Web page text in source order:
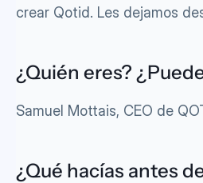
crear Qotid. Les dejamos
¿Quién eres?
Samuel Mottais, CEO de
¿Qué hacías antes